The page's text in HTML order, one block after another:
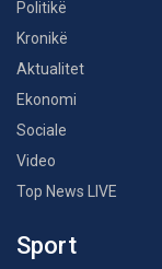
Politikë
Kronikë
Aktualitet
Ekonomi
Sociale
Video
Top News LIVE
Sport